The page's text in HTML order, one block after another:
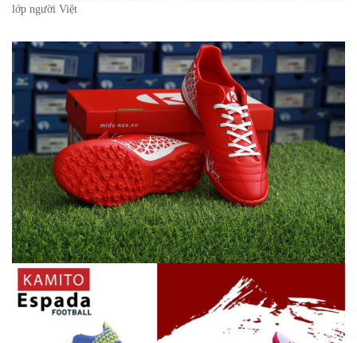
lớp người Việt